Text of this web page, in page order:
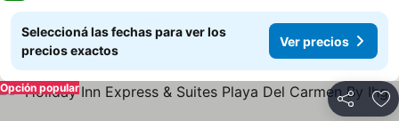
Seleccioná las fechas para ver los
precios exactos
Ver precios
Compartir
Opción popular